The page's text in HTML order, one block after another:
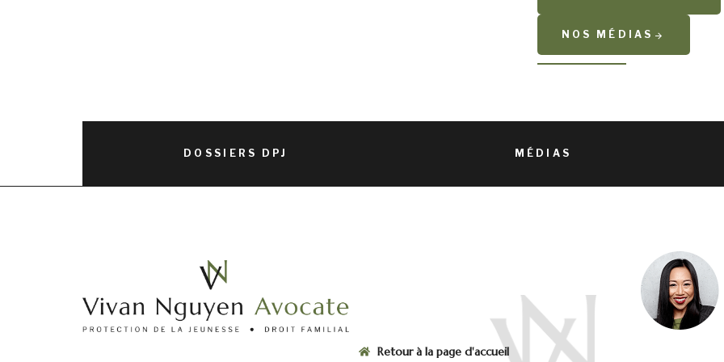
NOS MÉDIAS
DOSSIERS DPJ MÉDIAS
Retour à la page d'accueil